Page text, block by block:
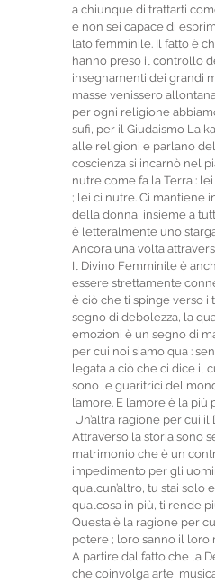
a chiunque di trattarti
e non sei capace di
lato femminile. Il fatto è
hanno preso il controllo
insegnamenti dei grandi
masse venissero
per ogni religione
sufi, per il Giudaismo La
alle religioni e parlano
coscienza si incarnò nel
nutre come fa la Terra :
; lei ci nutre. Ci mantiene
della donna, insieme a
è letteralmente uno
Ancora una volta
Il Divino Femminile è
essere strettamente
è ciò che ti spinge verso
segno di debolezza, la
emozioni è un segno di
per cui noi siamo qua :
legata a ciò che ci dice il
sono le guaritrici del
l’amore. E l’amore è la
Attraverso la storia sono
matrimonio che è un
impedimento per gli
qualcun’altro, tu stai solo
qualcosa in più, ti rende
Questa è la ragione per
potere ; loro sanno il loro
A partire dal fatto che la
che coinvolga arte,